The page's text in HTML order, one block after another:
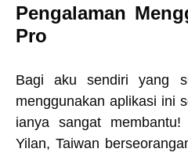
Pengalaman
Pro
Bagi aku sendiri yang
menggunakan aplikasi ini
ianya sangat
Yilan, Taiwan